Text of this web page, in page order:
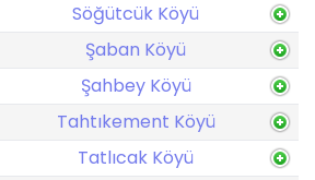
Söğütcük Köyü
Şaban Köyü
Şahbey Köyü
Tahtıkement Köyü
Tatlıcak Köyü